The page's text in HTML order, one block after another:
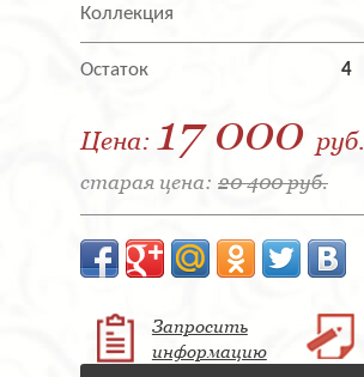
Коллекция
Остаток 4
Цена: 17 000 руб.
старая цена: 20 400 руб.
Запросить
информацию